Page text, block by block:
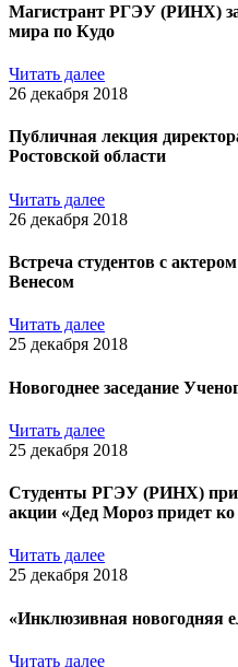
Магистрант РГЭУ (РИНХ)
мира по Кудо
Читать далее
26 декабря 2018
Публичная лекция
Ростовской области
Читать далее
26 декабря 2018
Встреча студентов с
Венесом
Читать далее
25 декабря 2018
Новогоднее заседание
Читать далее
25 декабря 2018
Студенты РГЭУ (РИНХ)
акции «Дед Мороз придет ко
Читать далее
25 декабря 2018
«Инклюзивная новогодняя
Читать далее